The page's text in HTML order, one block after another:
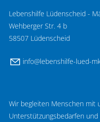
Lebenshilfe Lüdenscheid -
Wehberger Str. 4 b
58507 Lüdenscheid
nf l b nsh lf -l d-
Wir begleiten Menschen mit
Unterstützungsbedarfen